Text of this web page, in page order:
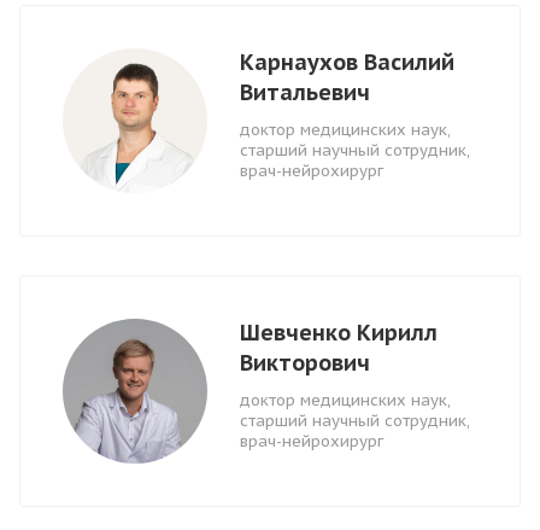
Карнаухов Василий
Витальевич
доктор медицинских наук,
старший научный сотрудник,
врач-нейрохирург
Шевченко Кирилл
Викторович
доктор медицинских наук,
старший научный сотрудник,
врач-нейрохирург